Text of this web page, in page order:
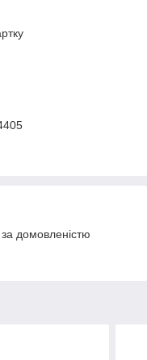
домовленістю